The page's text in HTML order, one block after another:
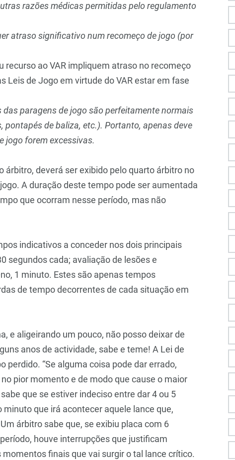
razões médicas permitidas pelo regulamento
atraso significativo num recomeço de jogo (por
ao VAR impliquem atraso no recomeço
Leis de Jogo em virtude do VAR estar em fase
das paragens de jogo são perfeitamente normais
de baliza, etc.). Portanto, apenas deve
jogo forem excessivas.
deverá ser exibido pelo quarto árbitro no
A duração deste tempo pode ser aumentada
que ocorram nesse período, mas não
indicativos a conceder nos dois principais
segundos cada; avaliação de lesões e
1 minuto. Estes são apenas tempos
de tempo decorrentes de cada situação em
e aligeirando um pouco, não posso deixar de
anos de actividade, sabe e teme! A Lei de
“Se alguma coisa pode dar errado,
pior momento e de modo que cause o maior
que se estiver indeciso entre dar 4 ou 5
que irá acontecer aquele lance que,
árbitro sabe que, se exibiu placa com 6
houve interrupções que justificam
finais que vai surgir o tal lance crítico.